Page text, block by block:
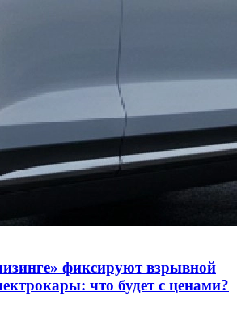
фиксируют взрывной
что будет с ценами?